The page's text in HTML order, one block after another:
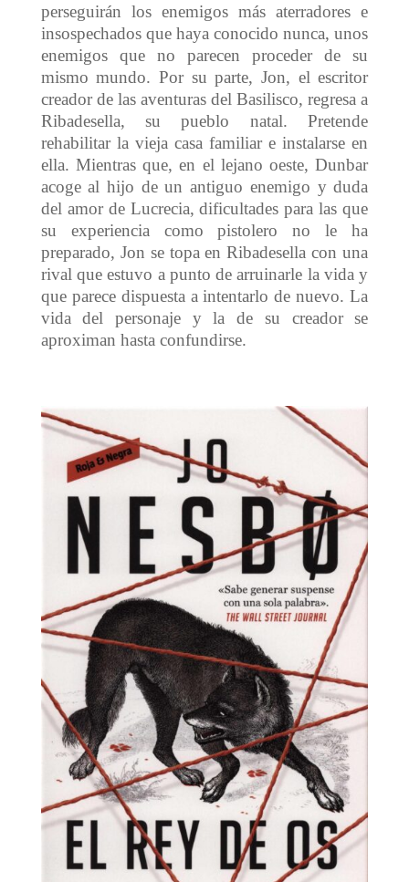
perseguirán los enemigos más aterradores e
insospechados que haya conocido nunca, unos
enemigos que no parecen proceder de su
mismo mundo. Por su parte, Jon, el escritor
creador de las aventuras del Basilisco, regresa a
Ribadesella, su pueblo natal. Pretende
rehabilitar la vieja casa familiar e instalarse en
ella. Mientras que, en el lejano oeste, Dunbar
acoge al hijo de un antiguo enemigo y duda
del amor de Lucrecia, dificultades para las que
su experiencia como pistolero no le ha
preparado, Jon se topa en Ribadesella con una
rival que estuvo a punto de arruinarle la vida y
que parece dispuesta a intentarlo de nuevo. La
vida del personaje y la de su creador se
aproximan hasta confundirse.